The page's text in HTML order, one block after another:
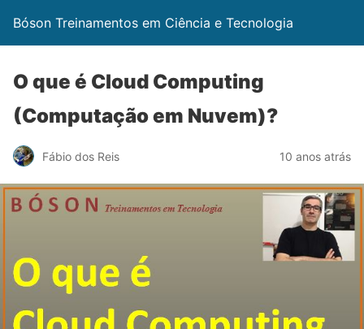
Bóson Treinamentos em Ciência e Tecnologia
O que é Cloud Computing
(Computação em Nuvem)?
Fábio dos Reis 10 anos atrás